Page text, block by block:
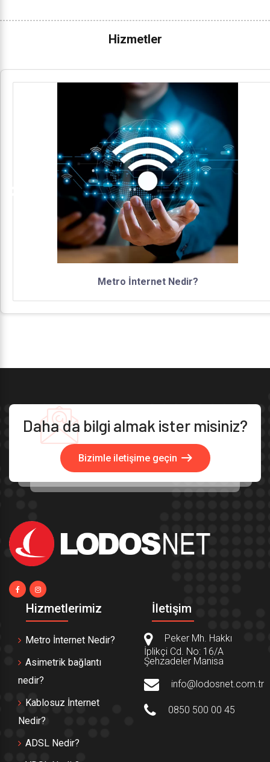
Hizmetler
Metro İnternet Nedir?
Daha da bilgi almak ister misiniz?
Bizimle iletişime geçin
Hizmetlerimiz
Metro İnternet Nedir?
Asimetrik bağlantı
nedir?
Kablosuz İnternet
Nedir?
ADSL Nedir?
İletişim
Peker Mh. Hakkı
İplikçi Cd. No: 16/A
Şehzadeler Manisa
info@lodosnet.com.tr
0850 500 00 45